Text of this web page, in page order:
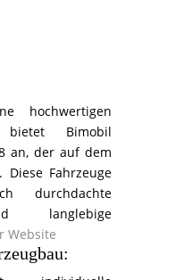
hochwertigen
bietet Bimobil
an, der auf dem
Diese Fahrzeuge
durchdachte
langlebige
Website